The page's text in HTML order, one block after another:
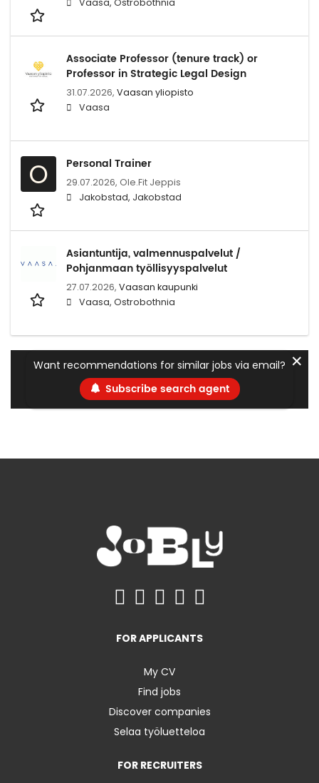
Associate Professor (tenure track) or
Professor in Strategic Legal Design
31.07.2026, Vaasan yliopisto
Vaasa
O Personal Trainer
29.07.2026, Ole.Fit Jeppis
Jakobstad, Jakobstad
Asiantuntija, valmennuspalvelut /
Pohjanmaan työllisyyspalvelut
27.07.2026, Vaasan kaupunki
Vaasa, Ostrobothnia
Want recommendations for similar jobs via email?
Subscribe search agent
✕
FOR APPLICANTS
My CV
Find jobs
Discover companies
Selaa työluetteloa
FOR RECRUITERS